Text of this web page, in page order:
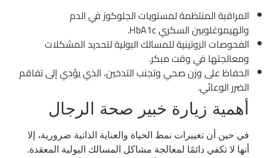
المراقبة المنتظمة لمستويات الجلوكوز في الدم
والهيموغلوبين السكري HbA1c.
الفحوصات الروتينية للمسالك البولية لتحديد المشكلات
ومعالجتها في وقت مبكر.
الحفاظ على وزن صحي وتجنب التدخين، الذي يؤدي إلى تفاقم
الضرر الوعائي.
أهمية زيارة خبير صحة الرجال
في حين أن تغييرات نمط الحياة والعناية الذاتية ضرورية، إلا
أنها لا تكفي دائمًا لمعالجة مشاكل المسالك البولية المعقدة.